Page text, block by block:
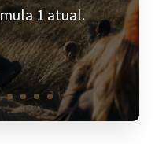
1 atual.